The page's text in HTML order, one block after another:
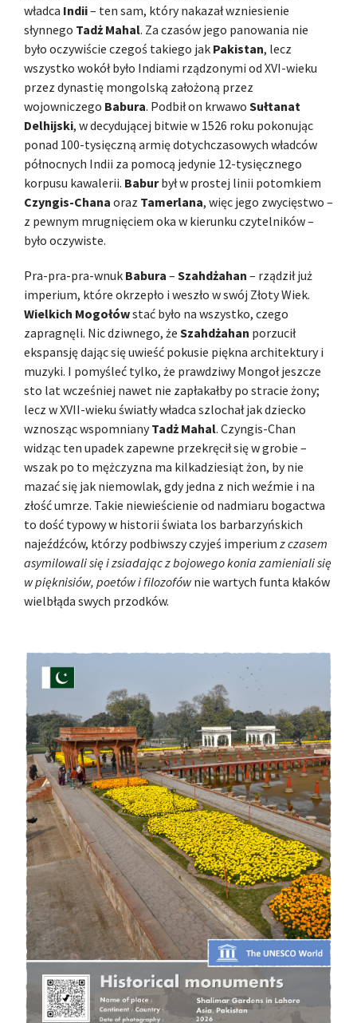
władca Indii– ten sam, który nakazał wzniesienie
słynnego Tadż Mahal. Za czasów jego panowania nie
było oczywiście czegoś takiego jak Pakistan, lecz
wszystko wokół było Indiami rządzonymi od XVI-wieku
przez dynastię mongolską założoną przez
wojowniczego Babura. Podbił on krwawo Sułtanat
Delhijski, w decydującej bitwie w 1526 roku pokonując
ponad 100-tysięczną armię dotychczasowych władców
północnych Indii za pomocą jedynie 12-tysięcznego
korpusu kawalerii. Baburbył w prostej linii potomkiem
Czyngis-Chana oraz Tamerlana, więc jego zwycięstwo –
z pewnym mrugnięciem oka w kierunku czytelników –
było oczywiste.
Pra-pra-pra-wnuk Babura – Szahdżahan – rządził już
imperium, które okrzepło i weszło w swój Złoty Wiek.
Wielkich Mogołówstać było na wszystko, czego
zapragnęli. Nic dziwnego, że Szahdżahan porzucił
ekspansję dając się uwieść pokusie piękna architektury i
muzyki. I pomyśleć tylko, że prawdziwy Mongoł jeszcze
sto lat wcześniej nawet nie zapłakałby po stracie żony;
lecz w XVII-wieku światły władca szlochał jak dziecko
wznosząc wspomnianyTadż Mahal. Czyngis-Chan
widząc ten upadek zapewne przekręcił się w grobie –
wszak po to mężczyzna ma kilkadziesiąt żon, by nie
mazać się jak niemowlak, gdy jedna z nich weźmie i na
złość umrze. Takie niewieścienie od nadmiaru bogactwa
to dość typowy w historii świata los barbarzyńskich
najeźdźców, którzy podbiwszy czyjeś imperium z czasem
asymilowali się i zsiadając z bojowego konia zamieniali się
w pięknisiów, poetów i filozofównie wartych funta kłaków
wielbłąda swych przodków.